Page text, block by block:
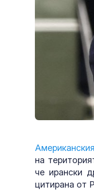
на
че ирански
цитирана от